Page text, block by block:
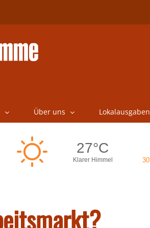
Über uns Lokalausgaben